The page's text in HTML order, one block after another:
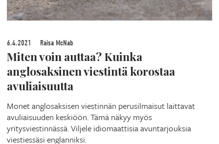
6.4.2021 Raisa McNab
Miten voin auttaa? Kuinka
anglosaksinen viestintä korostaa
avuliaisuutta
Monet anglosaksisen viestinnän perusilmaisut laittavat
avuliaisuuden keskiöön. Tämä näkyy myös
yritysviestinnässä. Viljele idiomaattisia avuntarjouksia
viestiessäsi englanniksi.